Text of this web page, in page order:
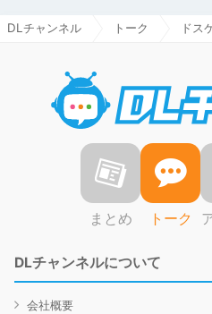
DLチャンネル トーク ドス
まとめ トーク
DLチャンネルについて
会社概要